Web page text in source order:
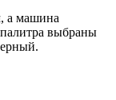
а машина
выбраны